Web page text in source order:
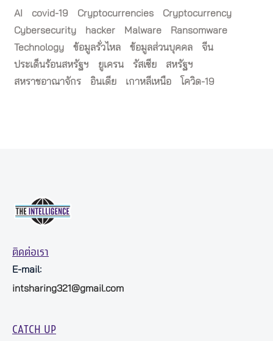
AI covid-19 Cryptocurrencies
Cryptocurrency
Cybersecurity
hacker Malware
Ransomware
Technology
ข้อมูลรั่วไหล ข้อมูลส่วนบุคคล
จีน
ประเด็นร้อนสหรัฐฯ
ยูเครน รัสเซีย
สหรัฐฯ
สหราชอาณาจักร
อินเดีย เกาหลีเหนือ โควิด-19
ติดต่อเรา
E-mail:
intsharing321@gmail.com
CATCH UP